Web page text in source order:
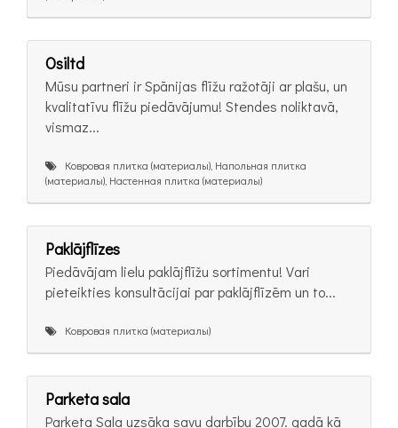
Osiltd
Mūsu partneri ir Spānijas flīžu ražotāji ar plašu, un
kvalitatīvu flīžu piedāvājumu! Stendes noliktavā,
vismaz...
Ковровая плитка (материалы), Напольная плитка
(материалы), Настенная плитка (материалы)
Paklājflīzes
Piedāvājam lielu paklājflīžu sortimentu! Vari
pieteikties konsultācijai par paklājflīzēm un to...
Ковровая плитка (материалы)
Parketa sala
Parketa Sala uzsāka savu darbību 2007. gadā kā